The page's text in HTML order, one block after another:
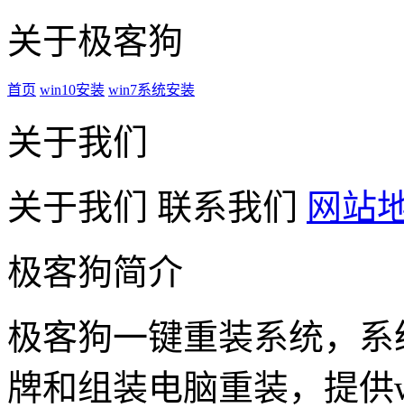
关于极客狗
首页 win10安装 win7系统安装
关于我们
关于我们
联系我们
网站
极客狗简介
极客狗一键重装系统，
牌和组装电脑重装，提